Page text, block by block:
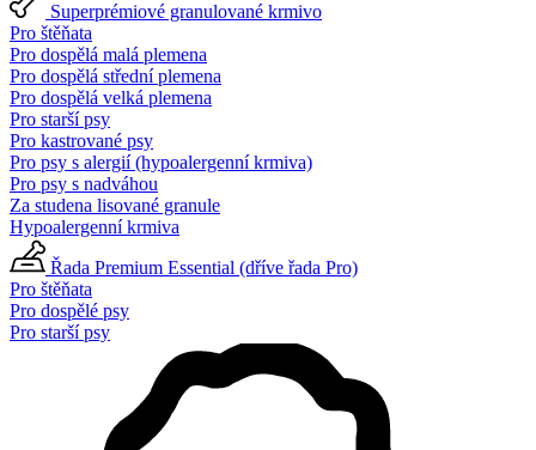
Superprémiové granulované krmivo
Pro štěňata
Pro dospělá malá plemena
Pro dospělá střední plemena
Pro dospělá velká plemena
Pro starší psy
Pro kastrované psy
Pro psy s alergií (hypoalergenní krmiva)
Pro psy s nadváhou
Za studena lisované granule
Hypoalergenní krmiva
Řada Premium Essential (dříve řada Pro)
Pro štěňata
Pro dospělé psy
Pro starší psy